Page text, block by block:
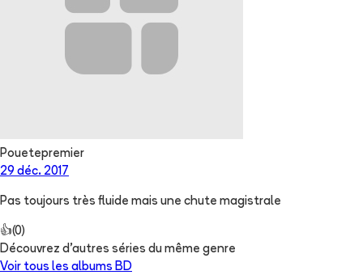
Pouetepremier
29 déc. 2017
Pas toujours très fluide mais une chute magistrale
👍(0)
Découvrez d'autres séries du même genre
Voir tous les albums BD